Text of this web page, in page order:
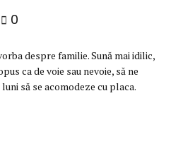
0
despre familie. Sună mai idilic,
ca de voie sau nevoie, să ne
să se acomodeze cu placa.